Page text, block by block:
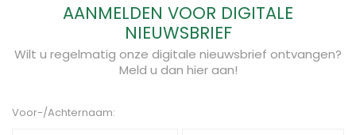
AANMELDEN VOOR DIGITALE
NIEUWSBRIEF
Wilt u regelmatig onze digitale nieuwsbrief ontvangen?
Meld u dan hier aan!
Voor-/Achternaam: